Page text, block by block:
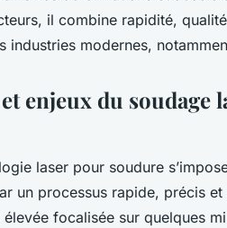
il combine rapidité,
industries modernes,
enjeux du soudage
laser pour soudure
un processus rapide, précis
focalisée sur quelques